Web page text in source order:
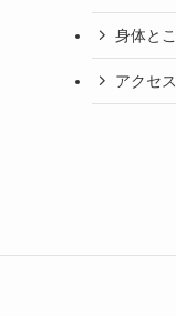
身体と
アクセス